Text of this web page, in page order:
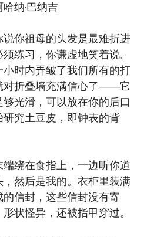
纳·巴纳吉
你祖母的头发是最难折进
练习，你谦虚地笑着说。
时内弄皱了我们所有的打
对折叠墙充满信心了——它
光滑，可以放在你的后口
究土豆皮，即钟表的背
绕在食指上，一边听你道
然后是我的。衣柜里装满
信封，这些信封没有寄
状怪异，还被指甲穿过。